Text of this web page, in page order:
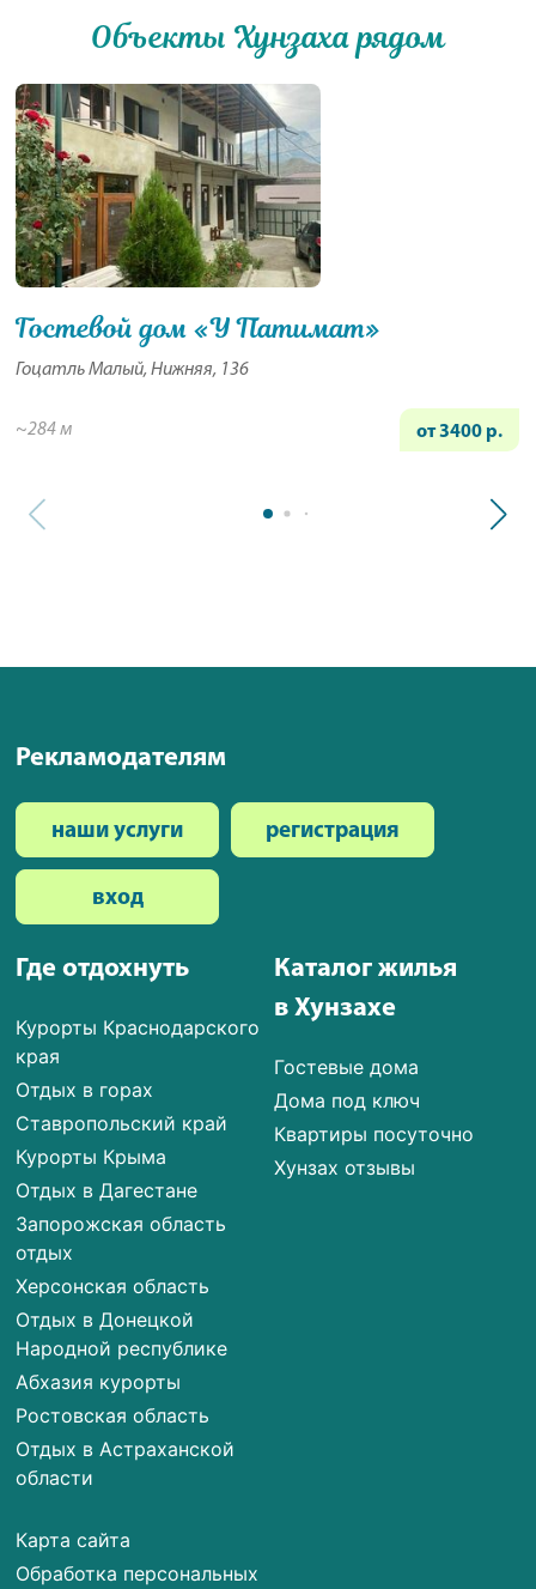
Объекты Хунзаха рядом
Гостевой дом «У Патимат»
Гоцатль Малый, Нижняя, 136
~284 м от 3400 р.
Где отдохнуть
Курорты Краснодарского
края
Отдых в горах
Ставропольский край
Курорты Крыма
Отдых в Дагестане
Запорожская область
отдых
Херсонская область
Отдых в Донецкой
Народной республике
Абхазия курорты
Ростовская область
Отдых в Астраханской
области
Карта сайта
Обработка персональных
Каталог жилья
в Хунзахе
Гостевые дома
Дома под ключ
Квартиры посуточно
Хунзах отзывы
Рекламодателям
наши услуги регистрация
вход